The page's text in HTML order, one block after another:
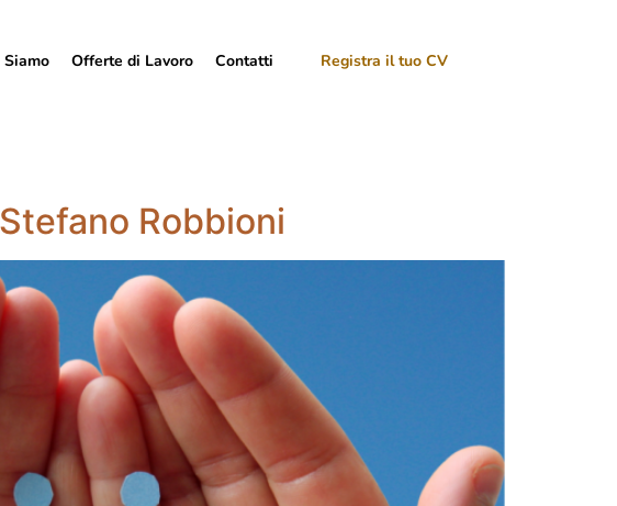
Siamo Offerte di Lavoro Contatti Registra il tuo CV
Robbioni